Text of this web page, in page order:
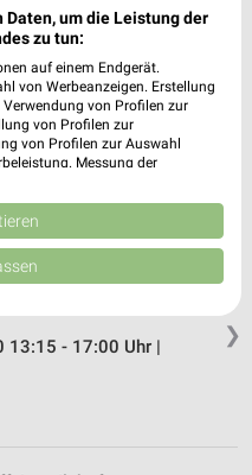
Uhr | Geöffnet
❯
Ilshofen
13:15 - 17:00 Uhr |
um die Leistung der
zu tun:
auf einem Endgerät.
von Werbeanzeigen. Erstellung
von Profilen zur
von Profilen zur
von Profilen zur Auswahl
Messung der
Quellen. Entwicklung und
reduzierter Daten zur Auswahl
Union weitergegeben und in die